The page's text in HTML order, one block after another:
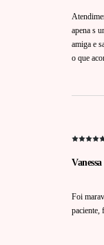
apena s
amiga e
o que
Foi
paciente,